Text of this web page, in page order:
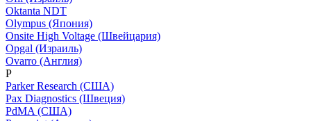
Oktanta NDT
Olympus (Япония)
Onsite High Voltage (Швейцария)
Opgal (Израиль)
Ovarro (Англия)
P
Parker Research (США)
Pax Diagnostics (Швеция)
PdMA (США)